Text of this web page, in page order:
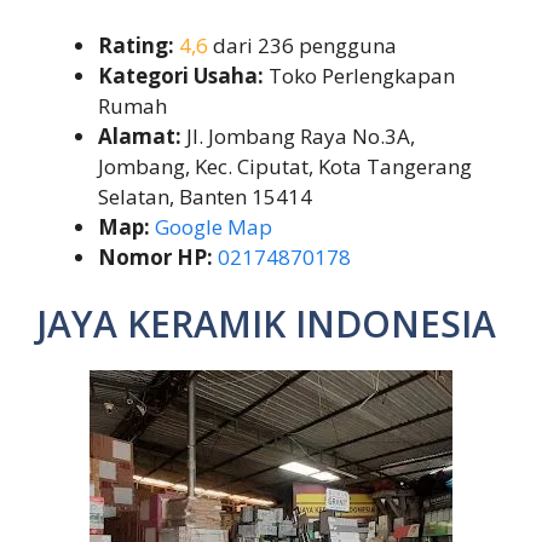
Rating: 4,6 dari 236 pengguna
Kategori Usaha: Toko Perlengkapan
Rumah
Alamat: Jl. Jombang Raya No.3A,
Jombang, Kec. Ciputat, Kota Tangerang
Selatan, Banten 15414
Map: Google Map
Nomor HP: 02174870178
JAYA KERAMIK INDONESIA